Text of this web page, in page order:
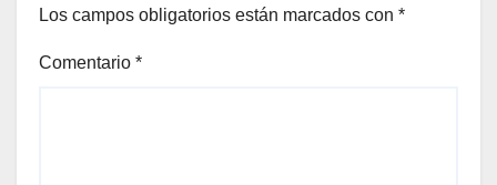
Los campos obligatorios están marcados con *
Comentario *